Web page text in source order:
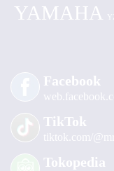
YAMAHA
Facebook
TikTok
tiktok.com/
Tokopedia